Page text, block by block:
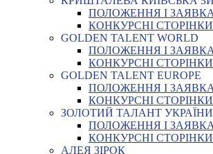
ПОЛОЖЕННЯ І ЗАЯВКА
КОНКУРСНІ СТОРІНКИ
GOLDEN TALENT WORLD
ПОЛОЖЕННЯ І ЗАЯВКА
КОНКУРСНІ СТОРІНКИ
GOLDEN TALENT EUROPE
ПОЛОЖЕННЯ І ЗАЯВКА
КОНКУРСНІ СТОРІНКИ
ЗОЛОТИЙ ТАЛАНТ УКРАЇНИ
ПОЛОЖЕННЯ І ЗАЯВКА
КОНКУРСНІ СТОРІНКИ
АЛЕЯ ЗІРОК